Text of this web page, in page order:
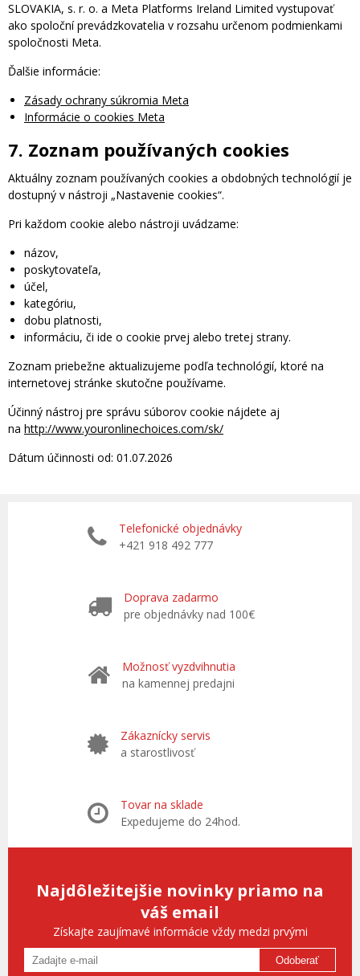
SLOVAKIA, s. r. o. a Meta Platforms Ireland Limited vystupovať
ako spoloční prevádzkovatelia v rozsahu určenom podmienkami
spoločnosti Meta.
Ďalšie informácie:
Zásady ochrany súkromia Meta
Informácie o cookies Meta
7. Zoznam používaných cookies
Aktuálny zoznam používaných cookies a obdobných technológií je
dostupný v nástroji „Nastavenie cookies“.
Pri každom cookie alebo nástroji uvádzame:
názov,
poskytovateľa,
účel,
kategóriu,
dobu platnosti,
informáciu, či ide o cookie prvej alebo tretej strany.
Zoznam priebežne aktualizujeme podľa technológií, ktoré na
internetovej stránke skutočne používame.
Účinný nástroj pre správu súborov cookie nájdete aj
na http://www.youronlinechoices.com/sk/
Dátum účinnosti od: 01.07.2026
Telefonické objednávky
+421 918 492 777
Doprava zadarmo
pre objednávky nad 100€
Možnosť vyzdvihnutia
na kamennej predajni
Zákaznícky servis
a starostlivosť
Tovar na sklade
Expedujeme do 24hod.
Najdôležitejšie novinky priamo na
váš email
Získajte zaujímavé informácie vždy medzi prvými
Odoberať